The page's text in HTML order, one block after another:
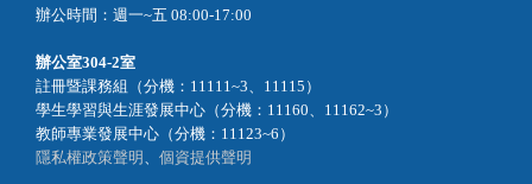
辦公時間：週一~五 08:00-17:00
辦公室304-2室
註冊暨課務組（分機：11111~3、11115）
學生學習與生涯發展中心（分機：11160、11162~3）
教師專業發展中心（分機：11123~6）
隱私權政策聲明
個資提供聲明